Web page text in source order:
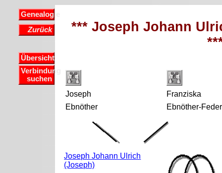
Genealogie
Zurück
Übersicht
Verbindung
suchen
*** Joseph Johann
Joseph
Ebnöther
Franziska
Ebnöther-
Joseph Johann Ulrich
(Joseph)